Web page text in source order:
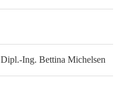
Dipl.-Ing. Bettina Michelsen